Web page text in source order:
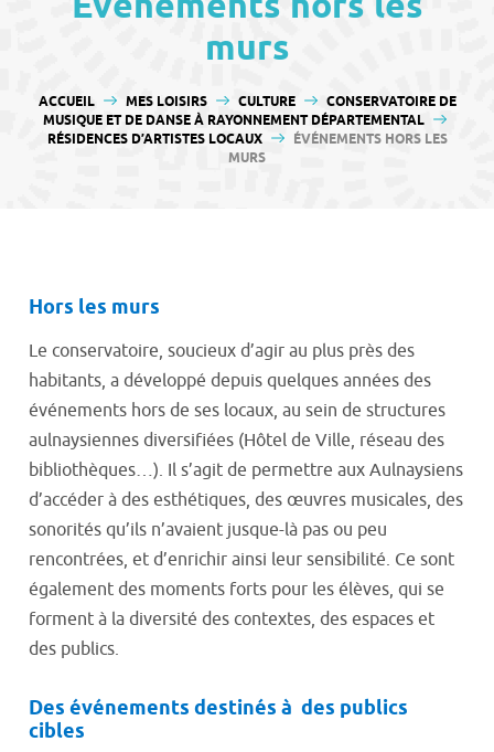
murs
VOUS ÊTES ICI :
ACCUEIL MES LOISIRS CULTURE
CONSERVATOIRE DE
MUSIQUE ET DE DANSE À RAYONNEMENT DÉPARTEMENTAL
RÉSIDENCES D’ARTISTES LOCAUX
ÉVÉNEMENTS HORS LES
MURS
Hors les murs
Le conservatoire, soucieux d’agir au plus près des
habitants, a développé depuis quelques années des
événements hors de ses locaux, au sein de structures
aulnaysiennes diversifiées (Hôtel de Ville, réseau des
bibliothèques…). Il s’agit de permettre aux Aulnaysiens
d’accéder à des esthétiques, des œuvres musicales, des
sonorités qu’ils n’avaient jusque-là pas ou peu
rencontrées, et d’enrichir ainsi leur sensibilité. Ce sont
également des moments forts pour les élèves, qui se
forment à la diversité des contextes, des espaces et
des publics.
Des événements destinés à des publics
cibles